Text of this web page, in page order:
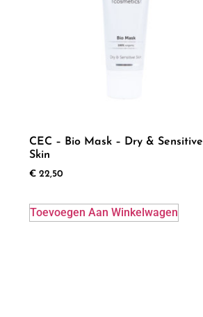
CEC – Bio Mask – Dry & Sensitive
Skin
€22,50
Toevoegen Aan Winkelwagen